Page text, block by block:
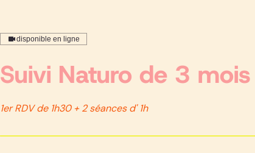
disponible en ligne
Suivi Naturo de 3 mois
1er RDV de 1h30 + 2 séances d' 1h